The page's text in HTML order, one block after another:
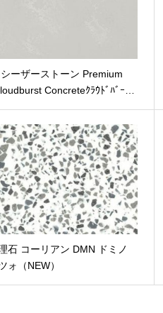
ーザーストーン Premium
Concreteｸﾗｳﾄﾞﾊﾞｰ…
石 コーリアン DMN ドミノ
ォ（NEW）